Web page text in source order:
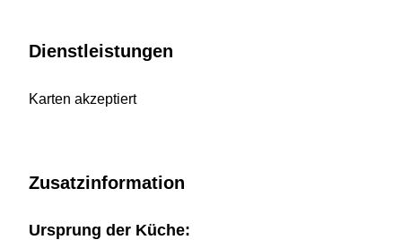
Dienstleistungen
Karten akzeptiert
Zusatzinformation
Ursprung der Küche: